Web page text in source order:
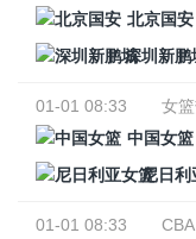
北京国安
深圳新鹏
01-01 08:33
女
中国女篮
尼日利
01-01 08:33
CBA